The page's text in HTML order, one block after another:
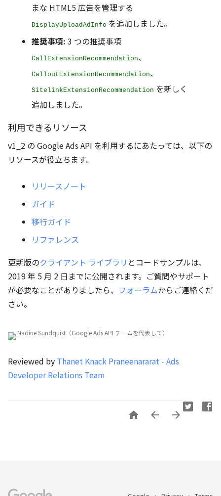
まな HTML5 広告を管理する
DisplayUploadAdInfo を追加しました。
推奨事項: 3 つの推奨事項
CallExtensionRecommendation、
CalloutExtensionRecommendation、
SitelinkExtensionRecommendation を新しく
追加しました。
利用できるリソース
v1_2 の Google Ads API を利用するにあたっては、以下の
リソースが役立ちます。
リリースノート
ガイド
移行ガイド
リファレンス
更新版のクライアント ライブラリ とコードサンプルは、
2019 年 5 月 2 日までに公開されます。ご質問やサポート
が必要なことがありましたら、 フォーラムからご連絡くだ
さい。
Nadine Sundquist（Google Ads API チームを代表して）
Reviewed by Thanet Knack Praneenararat - Ads
Developer Relations Team
  